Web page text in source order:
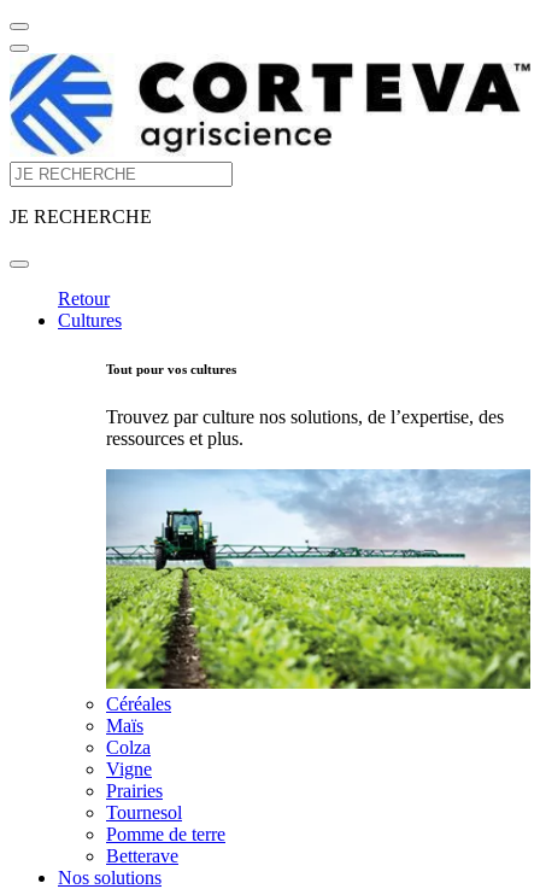
JE RECHERCHE
Retour
Cultures
Tout pour vos cultures
Trouvez par culture nos solutions, de l’expertise, des
ressources et plus.
Céréales
Maïs
Colza
Vigne
Prairies
Tournesol
Pomme de terre
Betterave
Nos solutions